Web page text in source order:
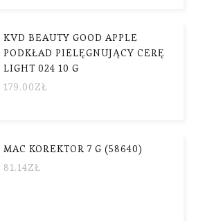
KVD BEAUTY GOOD APPLE
PODKŁAD PIELĘGNUJĄCY CERĘ
LIGHT 024 10 G
179.00ZŁ
MAC KOREKTOR 7 G (58640)
81.14ZŁ